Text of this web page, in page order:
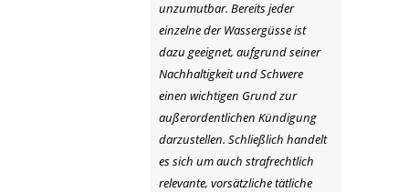
unzumutbar. Bereits jeder
einzelne der Wassergüsse ist
dazu geeignet, aufgrund seiner
Nachhaltigkeit und Schwere
einen wichtigen Grund zur
außerordentlichen Kündigung
darzustellen. Schließlich handelt
es sich um auch strafrechtlich
relevante, vorsätzliche tätliche